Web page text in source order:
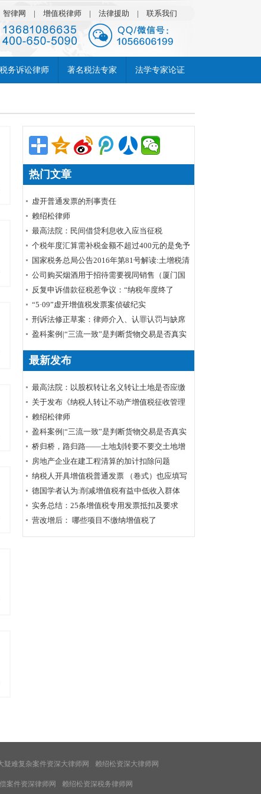
智律网 | 增值税律师 | 法律援助 | 联系我们
务诉讼律师 著名税法专家 法学专家论证
热门文章
虚开普通发票的刑事责任
赖绍松律师
最高法院：民间借贷利息收入应当征税
个税年度汇算需补税金额不超过400元的是免予
申报还是免予补缴
国家税务总局公告2016年第81号解读:土增税清
算 所得税退还
公司购买烟酒用于招待需要视同销售（厦门国
税口径）
反复申诉借款征税惹争议：“纳税年度终了
后”如何理解
“5·09”虚开增值税发票案侦破纪实
刑诉法修正草案：律师介入、认罪认罚与缺席
审判
盈科案例|“三流一致”是判断货物交易是否真实
的标准——周甲虚开增值税专用发票罪案公诉
机关撤诉结案
最新发布
最高法院：以股权转让名义转让土地是否应缴
纳土地增值税？
关于发布《纳税人转让不动产增值税征收管理
暂行办法》的公告
赖绍松律师
盈科案例|“三流一致”是判断货物交易是否真实
的标准——周甲虚开增值税专用发票罪案公诉
机关撤诉结案
桥归桥，路归路——土地划转要不要交土地增
值税？
房地产企业在建工程清算的加计扣除问题
纳税人开具增值税普通发票 （卷式）也应填写
企业购买方纳税人识别号
德国学者认为:削减增值税有益中低收入群体
实务总结：25条增值税专用发票抵扣及要求
营改增后： 哪些项目不缴纳增值税了
疑难复杂案件资深大律师网 赖绍松资深大律师网
案件资深律师网 赖绍松资深税务律师网